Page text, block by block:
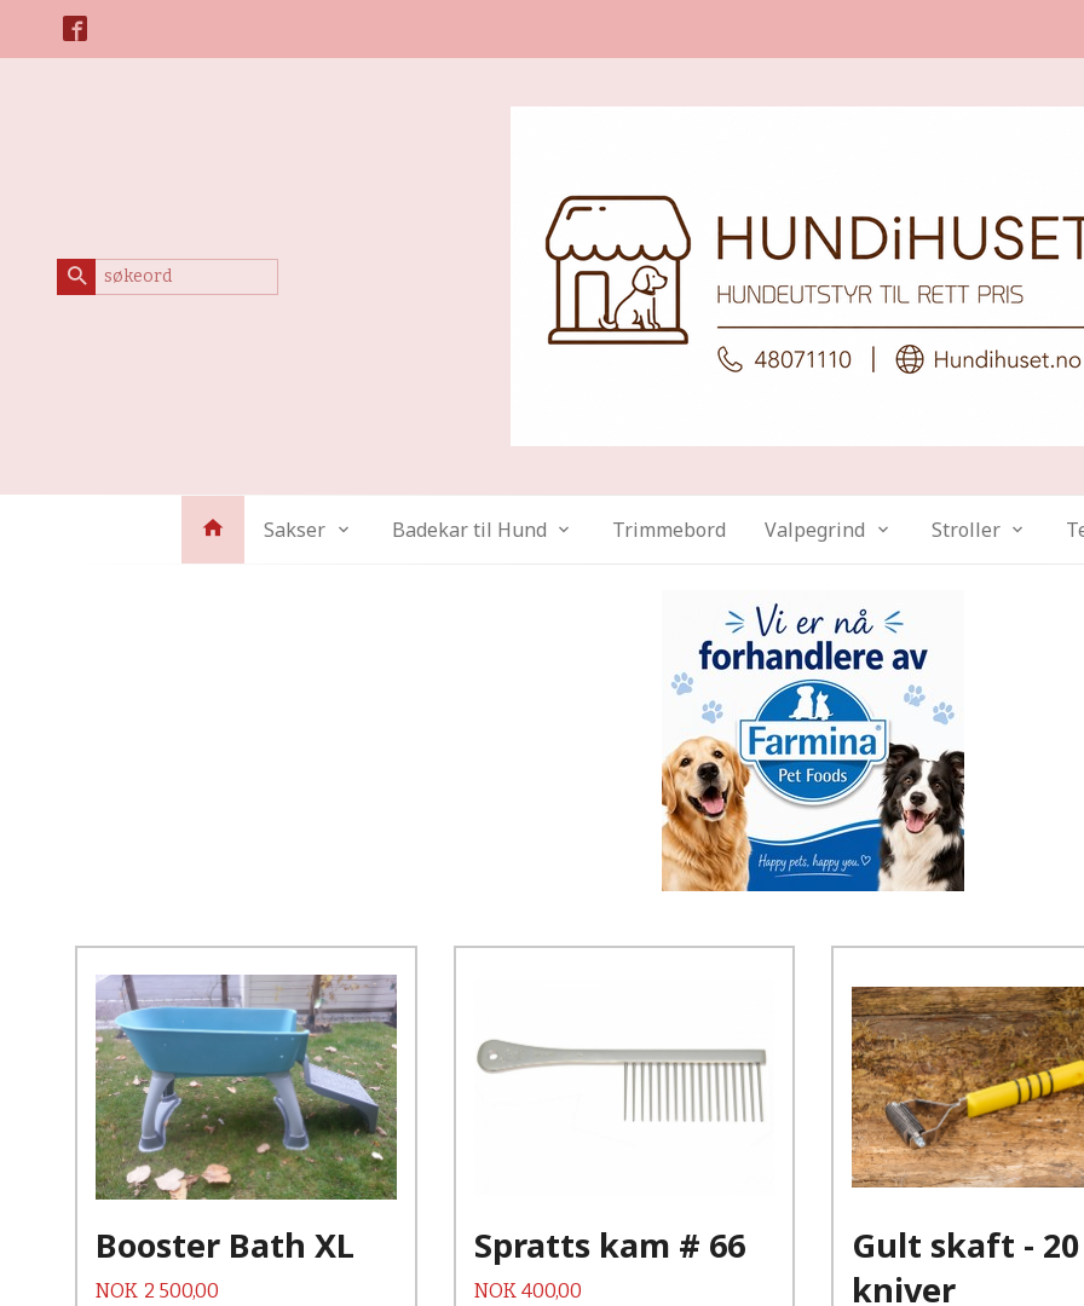
Sakser Badekar til Hund Trimmebord Valpegrind Stroller
Booster Bath XL
Pris
NOK 2 500,00
Kjøp
Spratts kam # 66
Pris
NOK 400,00
Gult skaft - 20
kniver
Kjøp